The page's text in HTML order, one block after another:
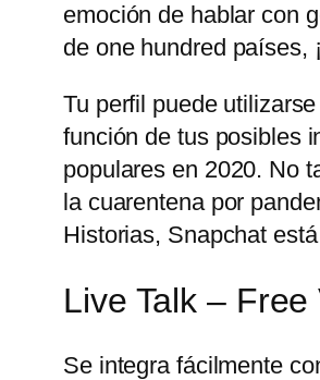
emoción de hablar con
de one hundred países,
Tu perfil puede
función de tus posibles
populares en 2020. No
la cuarentena por
Historias, Snapchat
Live Talk –
Se integra fácilmente